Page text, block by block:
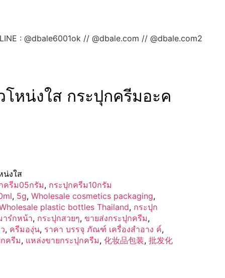
: @dbale6001ok // @dbale.com // @dbale.com2
หน่งใส กระปุกครีมอะค
น่งใส
ครีม05กรัม, กระปุกครีม10กรัม
, 5g, Wholesale cosmetics packaging,
plastic bottles Thailand, กระปุก
าร๋กหน้า, กระปุกสวยๆ, ขายส่งกระปุกครีม,
, ครีมองุ่น, ราคา บรรจุ ภัณฑ์ เครื่องสำอาง ค์,
ครีม, แหล่งขายกระปุกครีม, 化妆品包装, 批发化